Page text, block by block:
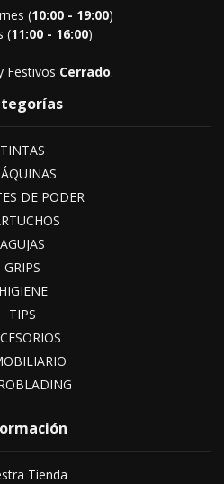
(10:00 - 19:00)
(11:00 - 16:00)
Festivos Cerrado.
TINTAS
DE PODER
AGUJAS
GRIPS
HIGIENE
TIPS
Tienda